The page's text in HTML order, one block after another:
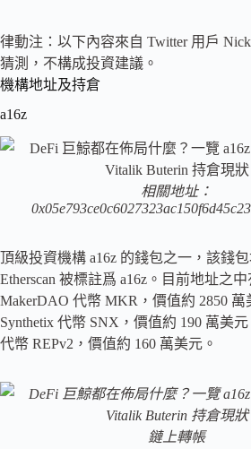
律動注：以下內容來自 Twitter 用戶
猜測，不構成投資建議。
機構地址及持倉
a16z
相關地址：
頂級投資機構 a16z 的錢包之一，該錢
Etherscan 被標註爲 a16z。目前地址之
MakerDAO 代幣 MKR，價值約 2850 萬
Synthetix 代幣 SNX，價值約 190 萬美
代幣 REPv2，價值約 160 萬美元。
鏈上轉帳